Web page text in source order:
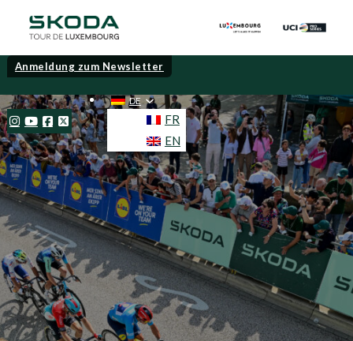
Anmeldung zum Newsletter
DE
FR
EN